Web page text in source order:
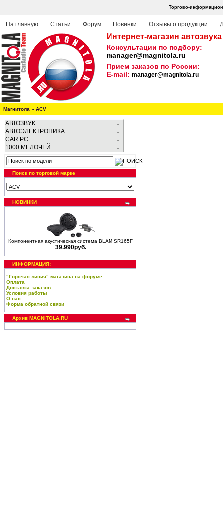
Торгово-
На главную Статьи Форум Новинки Отзывы о продукции
Интернет-магазин
Консультации по подбору:
manager@magnitola.ru
Прием заказов по России:
E-mail: manager@magnitola.ru
Магнитола » ACV
АВТОЗВУК
АВТОЭЛЕКТРОНИКА
CAR PC
1000 МЕЛОЧЕЙ
Поиск по торговой марке
НОВИНКИ
Компонентная акустическая система BLAM SR165F
39.990руб.
ИНФОРМАЦИЯ:
"Горячая линия" магазина на форуме
Оплата
Доставка заказов
Условия работы
О нас
Форма обратной связи
Архив MAGNITOLA.RU